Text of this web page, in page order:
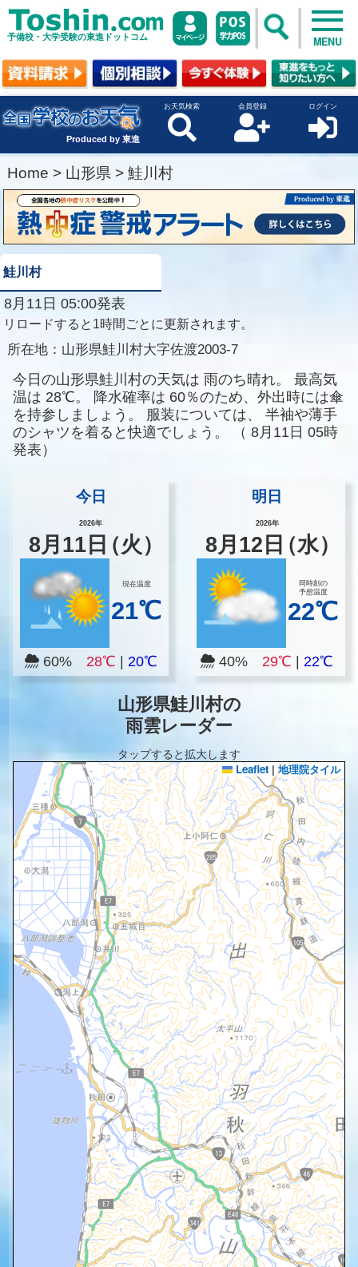
予備校・大学受験の東進ドットコム MENU
Produced by 東進
お天気検索 会員登録 ログイン
Home > 山形県 > 鮭川村
鮭川村
8月11日 05:00発表
リロードすると1時間ごとに更新されます。
所在地： 山形県鮭川村大字佐渡2003-7
今日の山形県鮭川村の天気は 雨のち晴れ。
最高気
温は 28℃。 降水確率は 60％のため、外出時には傘
を持参しましょう。
服装については、
半袖や薄手
のシャツを着ると快適でしょう。
（ 8月11日 05時
発表）
今日
2026年
8月 11日（火）
現在温度
21℃
60% 28℃ 20℃
明日
2026年
8月 12 日（水）
同時刻の
予想温度
22℃
40% 29℃ |22℃
山形県鮭川村の
雨雲レーダー
タップすると拡大します
Leaflet | 地理院タイル